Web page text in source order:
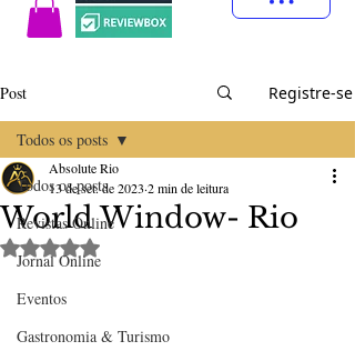
Post Registre-se
Todos os posts
Revistas Online
Jornal Online
Eventos
Gastronomia & Turismo
Todos os posts
World Window- Rio
Absolute Rio
13 de set. de 2023 2 min de leitura
Avaliado com NaN de 5 estrelas.